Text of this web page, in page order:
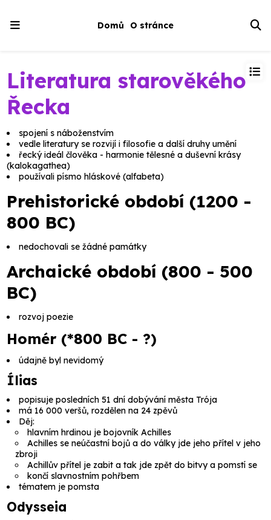
Domů O stránce
Literatura starověkého
Řecka
spojení s náboženstvím
vedle literatury se rozvijí ifilosofie a další druhy umění
řecký ideál člověka - harmonie tělesné a duševní krásy
(kalokagathea)
používali písmo hláskové (alfabeta)
Prehistorické období (1200 -
800 BC)
nedochovali se žádné památky
Archaické období (800 - 500
BC)
rozvoj poezie
Homér (*800 BC - ?)
údajně byl nevidomý
Ílias
popisuje posledních 51 dní dobývání města Trója
má 16 000 veršů, rozdělen na 24 zpěvů
Děj:
hlavním hrdinou je bojovníkAchilles
Achilles se neúčastní bojů a do války jde jeho přítel v jeho
zbroji
Achillův přítel je zabit a tak jde zpět do bitvy a pomstí se
končí slavnostním pohřbem
tématem je pomsta
Odysseia